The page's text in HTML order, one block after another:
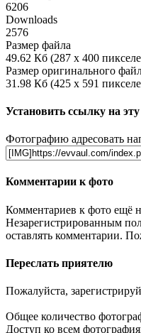
6206
Downloads
2576
Размер файла
49.62 Кб (287 x 400
Размер оригинального
31.98 Кб (425 x 591
Установить ссылку на
Фотографию адресовать
Комментарии к фото
Комментариев к фото ещё
Незарегистрированным
оставлять комментарии.
Переслать приятелю
Пожалуйста,
Общее количество
Доступ ко всем